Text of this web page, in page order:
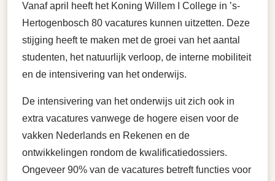
Vanaf april heeft het Koning Willem I College in ’s-
Hertogenbosch 80 vacatures kunnen uitzetten. Deze
stijging heeft te maken met de groei van het aantal
studenten, het natuurlijk verloop, de interne mobiliteit
en de intensivering van het onderwijs.
De intensivering van het onderwijs uit zich ook in
extra vacatures vanwege de hogere eisen voor de
vakken Nederlands en Rekenen en de
ontwikkelingen rondom de kwalificatiedossiers.
Ongeveer 90% van de vacatures betreft functies voor